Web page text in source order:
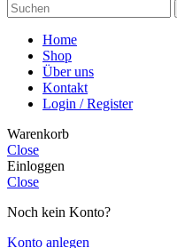
Home
Shop
Über uns
Kontakt
Login / Register
Warenkorb
Close
Einloggen
Close
Noch kein Konto?
Konto anlegen